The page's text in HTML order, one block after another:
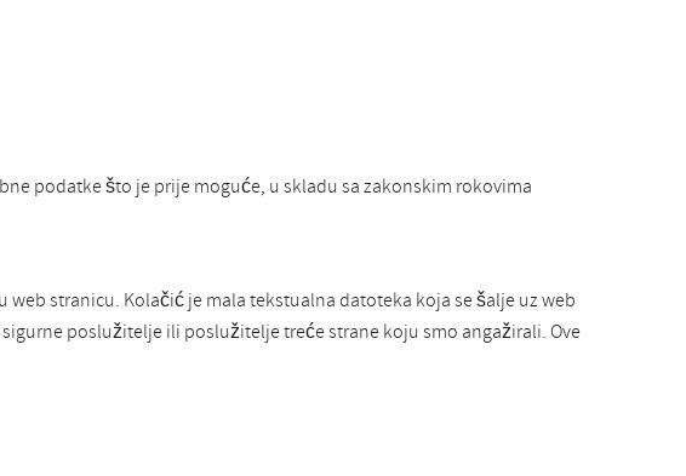
podatke što je prije moguće, u skladu sa zakonskim rokovima
stranicu. Kolačić je mala tekstualna datoteka koja se šalje uz web
poslužitelje ili poslužitelje treće strane koju smo angažirali. Ove